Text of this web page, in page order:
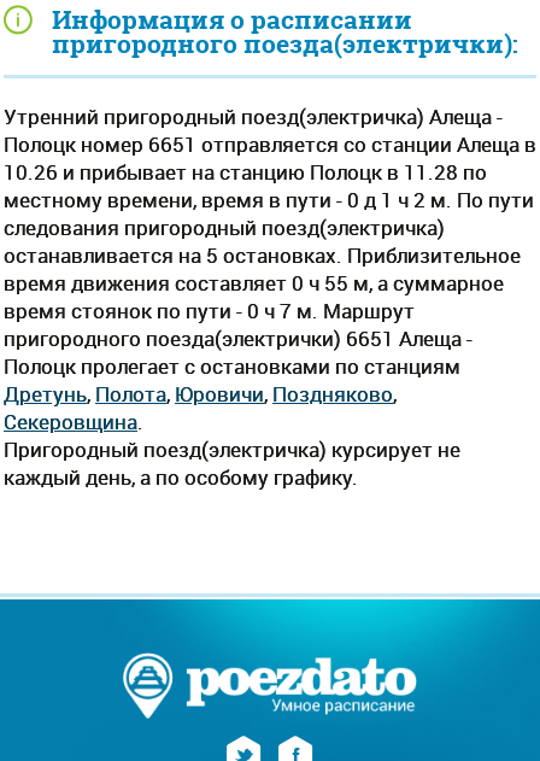
Информация о расписании
пригородного поезда(электрички):
Утренний пригородный поезд(электричка) Алеща -
Полоцк номер 6651 отправляется со станции Алеща в
10.26 и прибывает на станцию Полоцк в 11.28 по
местному времени, время в пути - 0 д 1 ч 2 м. По пути
следования пригородный поезд(электричка)
останавливается на 5 остановках. Приблизительное
время движения составляет 0 ч 55 м, а суммарное
время стоянок по пути - 0 ч 7 м. Маршрут
пригородного поезда(электрички) 6651 Алеща -
Полоцк пролегает c остановками по станциям
Дретунь, Полота, Юровичи, Поздняково,
Секеровщина
Пригородный поезд(электричка) курсирует не
каждый день, а по особому графику.